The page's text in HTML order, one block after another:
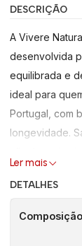
DESCRIÇÃO
A Vivere
desenvolvida
equilibrada e
ideal para
Portugal, com
longevidade.
responder às
respeitando a
mais saudável
Ler mais
DETALHES